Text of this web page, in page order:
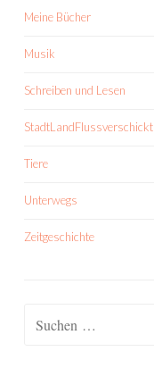
Meine Bücher
Musik
Schreiben und Lesen
StadtLandFlussverschickt
Tiere
Unterwegs
Zeitgeschichte